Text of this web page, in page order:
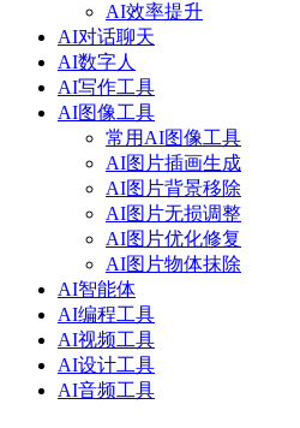
AI效率提升
AI对话聊天
AI数字人
AI写作工具
AI图像工具
常用AI图像工具
AI图片插画生成
AI图片背景移除
AI图片无损调整
AI图片优化修复
AI图片物体抹除
AI智能体
AI编程工具
AI视频工具
AI设计工具
AI音频工具